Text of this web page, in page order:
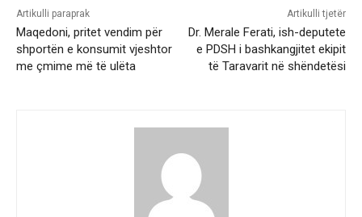
Artikulli paraprak
Maqedoni, pritet vendim për
shportën e konsumit vjeshtor
me çmime më të ulëta
Artikulli tjetër
Dr. Merale Ferati, ish-deputete
e PDSH i bashkangjitet ekipit
të Taravarit në shëndetësi